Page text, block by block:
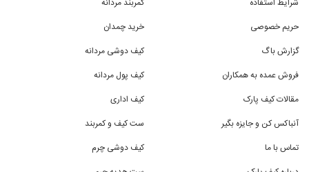
شرایط استفاده
حریم خصوصی
گزارش باگ
فروش عمده به همکاران
مقالات کیف پارک
آنباکس کن و جایزه بگیر
تماس با ما
کمربند مردانه
خرید چمدان
کیف دوشی مردانه
کیف پول مردانه
کیف اداری
ست کیف و کمربند
کیف دوشی چرم